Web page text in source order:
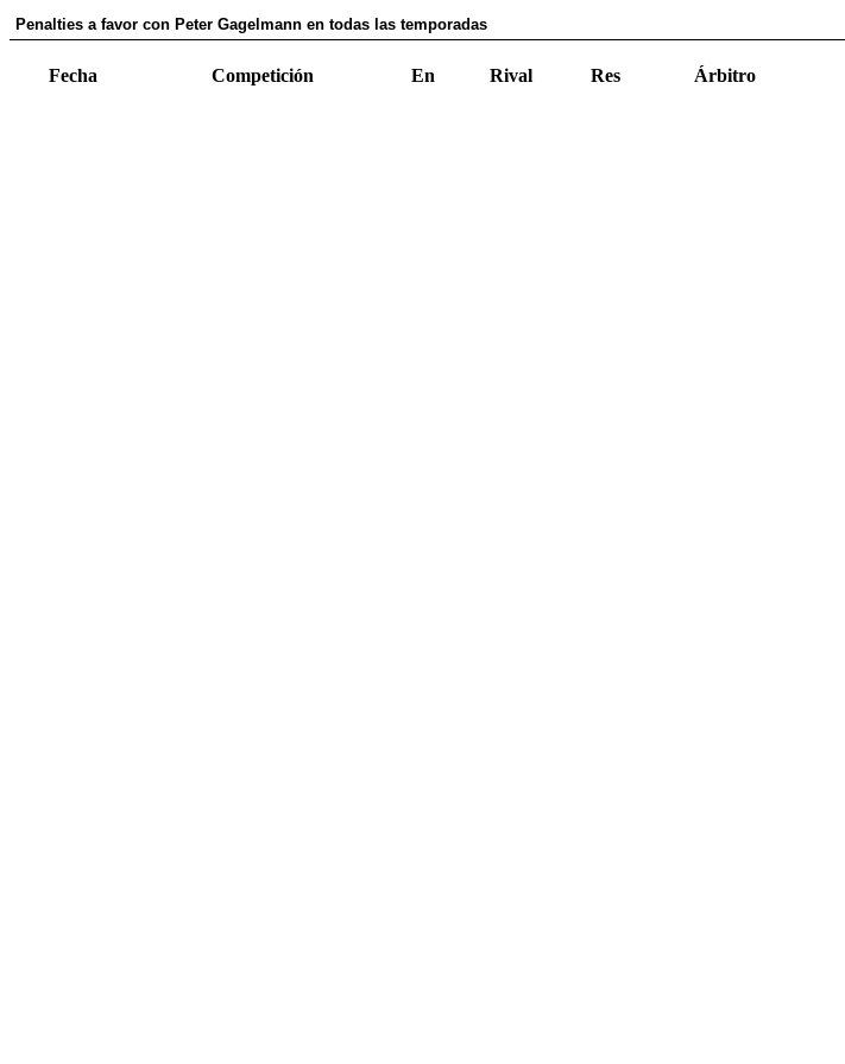
Penalties a favor con Peter Gagelmann en todas las temporadas
Fecha Competición En Rival Res Árbitro